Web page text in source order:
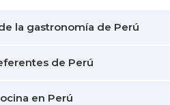
la gastronomía de Perú
de Perú
en Perú